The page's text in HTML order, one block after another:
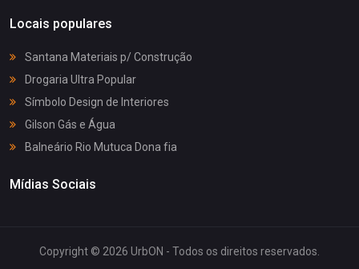
Locais populares
Santana Materiais p/ Construção
Drogaria Ultra Popular
Símbolo Design de Interiores
Gilson Gás e Água
Balneário Rio Mutuca Dona fia
Mídias Sociais
Copyright © 2026 UrbON - Todos os direitos reservados.